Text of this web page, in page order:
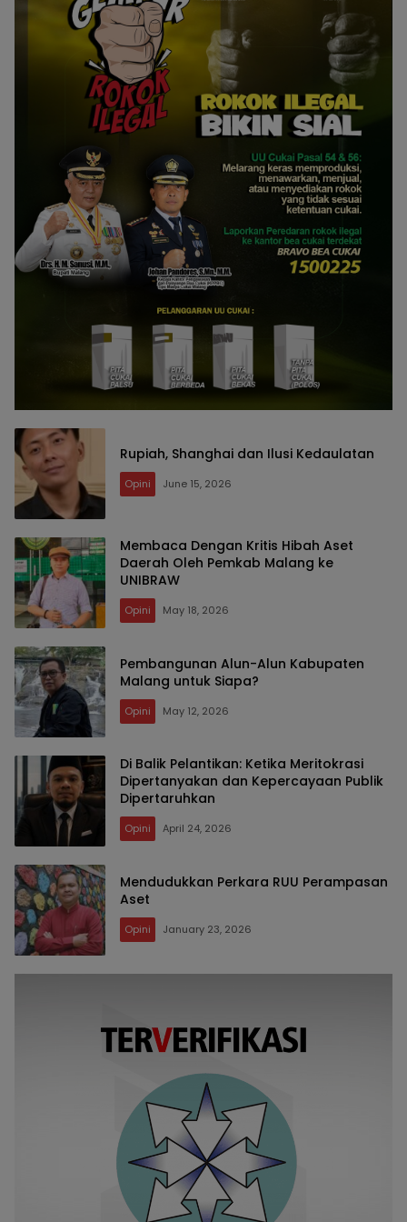
Rupiah, Shanghai dan Ilusi Kedaulatan
Opini June 15, 2026
Membaca Dengan Kritis Hibah Aset
Daerah Oleh Pemkab Malang ke
UNIBRAW
Opini May 18, 2026
Pembangunan Alun-Alun Kabupaten
Malang untuk Siapa?
Opini May 12, 2026
Di Balik Pelantikan: Ketika Meritokrasi
Dipertanyakan dan Kepercayaan Publik
Dipertaruhkan
Opini April 24, 2026
Mendudukkan Perkara RUU Perampasan
Aset
Opini January 23, 2026